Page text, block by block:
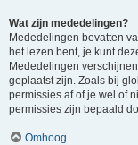
Wat zijn mededelingen?
Mededelingen bevatten
het lezen bent, je kunt
Mededelingen
geplaatst zijn. Zoals bij
permissies af of je wel of
permissies zijn bepaald
Omhoog